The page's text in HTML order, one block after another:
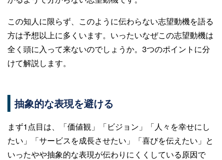
この知人に限らず、このように伝わらない志望動機を語る
方は予想以上に多くいます。いったいなぜこの志望動機は
全く頭に入って来ないのでしょうか。3つのポイントに分
けて解説します。
抽象的な表現を避ける
まず1点目は、「価値観」「ビジョン」「人々を幸せにし
たい」「サービスを成長させたい」「喜びを伝えたい」と
いったやや抽象的な表現が伝わりにくくしている原因で